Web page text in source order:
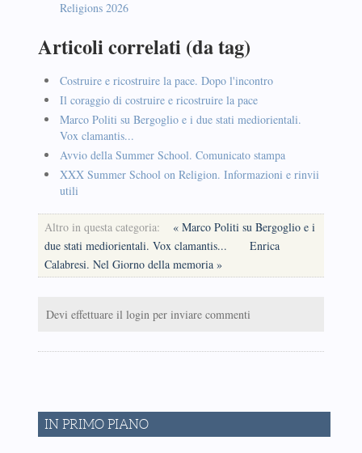
Religions 2026
Articoli correlati (da tag)
Costruire e ricostruire la pace. Dopo l'incontro
Il coraggio di costruire e ricostruire la pace
Marco Politi su Bergoglio e i due stati mediorientali.
Vox clamantis...
Avvio della Summer School. Comunicato stampa
XXX Summer School on Religion. Informazioni e rinvii
utili
Altro in questa categoria:
« Marco Politi su Bergoglio e i
due stati mediorientali. Vox clamantis...
Enrica
Calabresi. Nel Giorno della memoria »
Devi effettuare il login per inviare commenti
IN PRIMO PIANO